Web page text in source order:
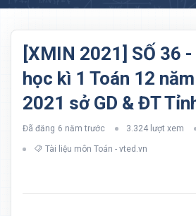
[XMIN 2021] SỐ 36
học kì 1 Toán 12
2021 sở GD & ĐT
Đã đăng 6 năm trước 3.324 lượt xem
Tài liệu môn Toán - vted.vn